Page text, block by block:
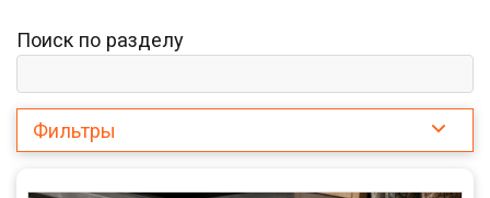
Поиск по разделу
Фильтры